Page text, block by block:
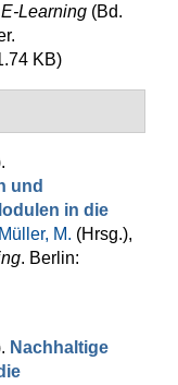
Learning (Bd.
KB)
und
in die
Müller, M. (Hrsg.),
. Berlin:
Nachhaltige